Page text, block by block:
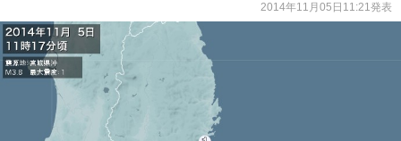
2014年11月05日11:21発表